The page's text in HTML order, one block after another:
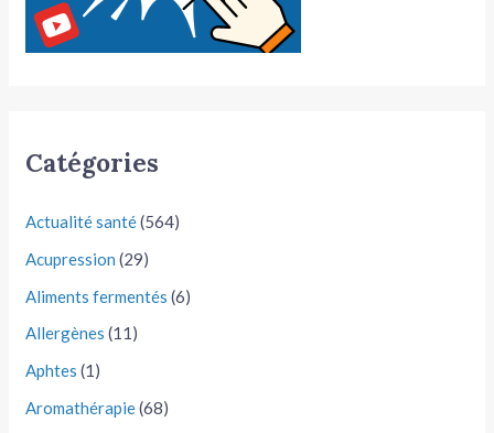
Catégories
Actualité santé(564)
Acupression (29)
Aliments fermentés (6)
Allergènes (11)
Aphtes (1)
Aromathérapie(68)